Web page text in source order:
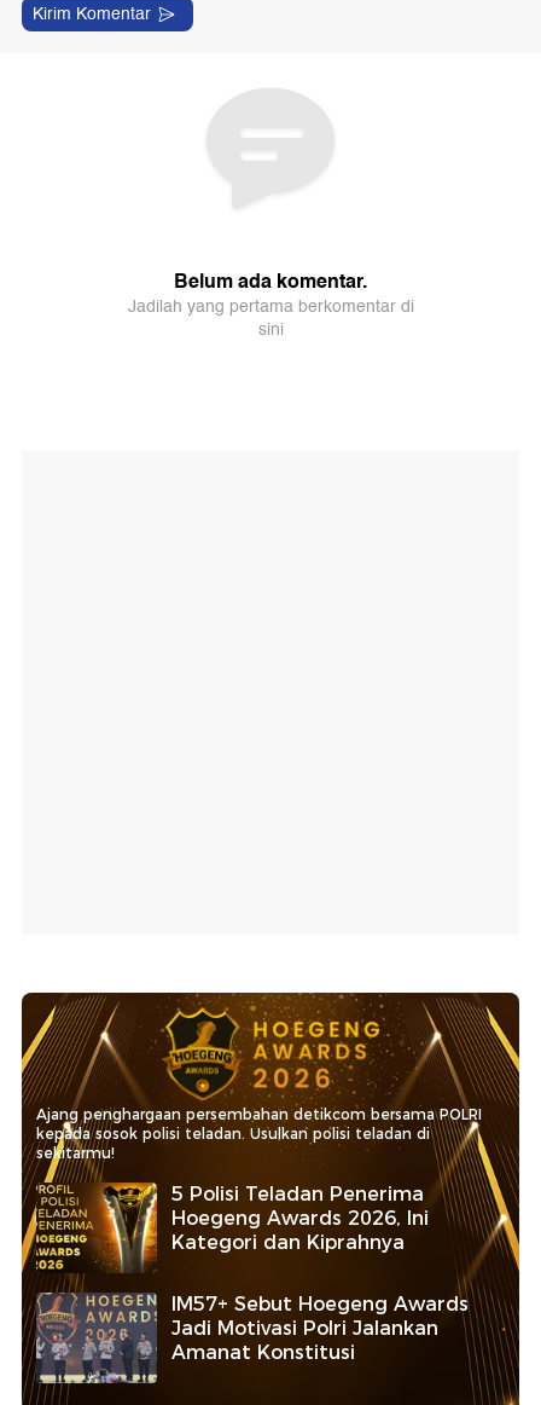
Ajang penghargaan persembahan detikcom bersama POLRI
kepada sosok polisi teladan. Usulkan polisi teladan di
sekitarmu!
5 Polisi Teladan Penerima
Hoegeng Awards 2026, Ini
Kategori dan Kiprahnya
IM57+ Sebut Hoegeng Awards
Jadi Motivasi Polri Jalankan
Amanat Konstitusi